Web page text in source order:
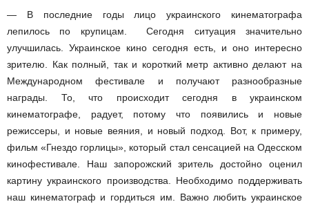
— В последние годы лицо украинского кинематографа
лепилось по крупицам. Сегодня ситуация значительно
улучшилась. Украинское кино сегодня есть, и оно интересно
зрителю. Как полный, так и короткий метр активно делают на
Международном фестивале и получают разнообразные
награды. То, что происходит сегодня в украинском
кинематографе, радует, потому что появились и новые
режиссеры, и новые веяния, и новый подход. Вот, к примеру,
фильм «Гнездо горлицы», который стал сенсацией на Одесском
кинофестивале. Наш запорожский зритель достойно оценил
картину украинского производства. Необходимо поддерживать
наш кинематограф и гордиться им. Важно любить украинское